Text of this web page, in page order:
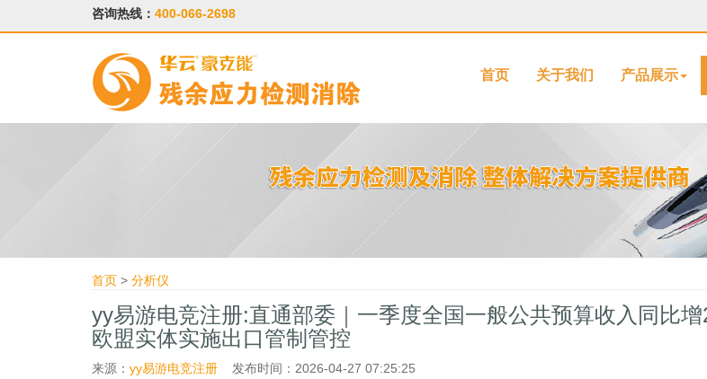
咨询热线： 400-066-2698
首页 关于我们 产品展示
首页 > 分析仪
yy易游电竞注册:直通部委｜一季度全国一般公共预算收入同比
欧盟实体实施出口管制管控
来源： yy易游电竞注册 发布时间：2026-04-27 07:25:25